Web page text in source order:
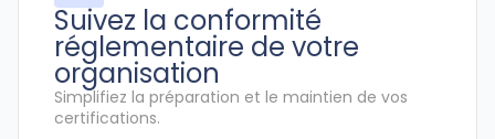
Suivez la conformité
réglementaire de votre
organisation
Simplifiez la préparation et le maintien de vos
certifications.